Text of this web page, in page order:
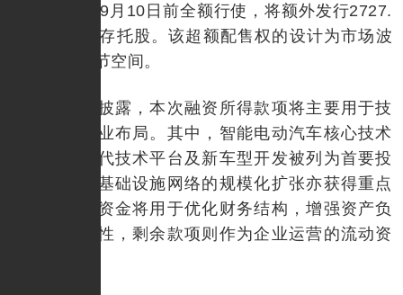
若于2025年9月10日前全额行使，将额外发行2727.
27万股美国存托股。该超额配售权的设计为市场波
动预留了调节空间。
据公司披露，本次融资所得款项将主要用于技
术研发与产业布局。其中，智能电动汽车核心技术
研发、下一代技术平台及新车型开发被列为首要投
向，充换电基础设施网络的规模化扩张亦获得重点
支持。部分资金将用于优化财务结构，增强资产负
债表的稳健性，剩余款项则作为企业运营的流动资